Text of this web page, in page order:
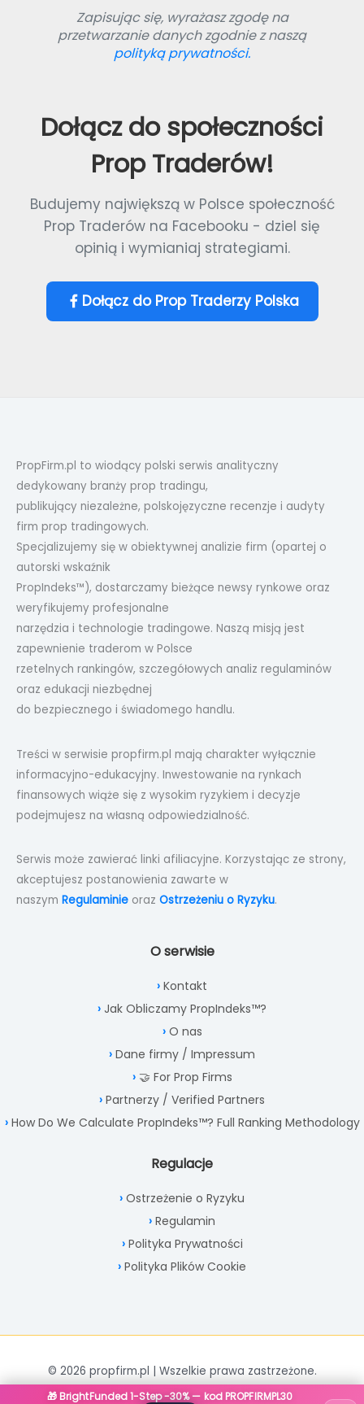
Zapisując się, wyrażasz zgodę na
przetwarzanie danych zgodnie z naszą
polityką prywatności.
Dołącz do społeczności
Prop Traderów!
Budujemy największą w Polsce społeczność
Prop Traderów na Facebooku - dziel się
opinią i wymianiaj strategiami.
Dołącz do Prop Traderzy Polska
PropFirm.pl to wiodący polski serwis analityczny
dedykowany branży prop tradingu,
publikujący niezależne, polskojęzyczne recenzje i audyty
firm prop tradingowych.
Specjalizujemy się w obiektywnej analizie firm (opartej o
autorski wskaźnik
PropIndeks™), dostarczamy bieżące newsy rynkowe oraz
weryfikujemy profesjonalne
narzędzia i technologie tradingowe. Naszą misją jest
zapewnienie traderom w Polsce
rzetelnych rankingów, szczegółowych analiz regulaminów
oraz edukacji niezbędnej
do bezpiecznego i świadomego handlu.
Treści w serwisie propfirm.pl mają charakter wyłącznie
informacyjno-edukacyjny. Inwestowanie na rynkach
finansowych wiąże się z wysokim ryzykiem i decyzje
podejmujesz na własną odpowiedzialność.
Serwis może zawierać linki afiliacyjne. Korzystając ze strony,
akceptujesz postanowienia zawarte w
naszym Regulaminie oraz Ostrzeżeniu o Ryzyku.
O serwisie
Kontakt
Jak Obliczamy PropIndeks™?
O nas
Dane firmy / Impressum
🤝 For Prop Firms
Partnerzy / Verified Partners
How Do We Calculate PropIndeks™? Full Ranking Methodology
Regulacje
Ostrzeżenie o Ryzyku
Regulamin
Polityka Prywatności
Polityka Plików Cookie
© 2026 propfirm.pl | Wszelkie prawa zastrzeżone.
🎁 BrightFunded 1-Step -30% — kod PROPFIRMPL30